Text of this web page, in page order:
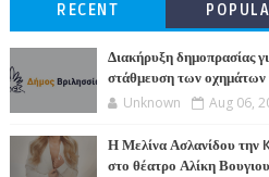
RECENT
Διακήρυξη δημοπρασίας
στάθμευση των
Unknown Aug 06,
Η Μελίνα Ασλανίδου την
στο θέατρο Αλίκη